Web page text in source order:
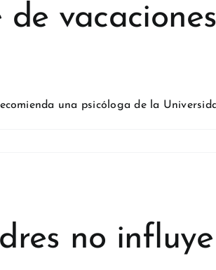
una psicóloga de la
no